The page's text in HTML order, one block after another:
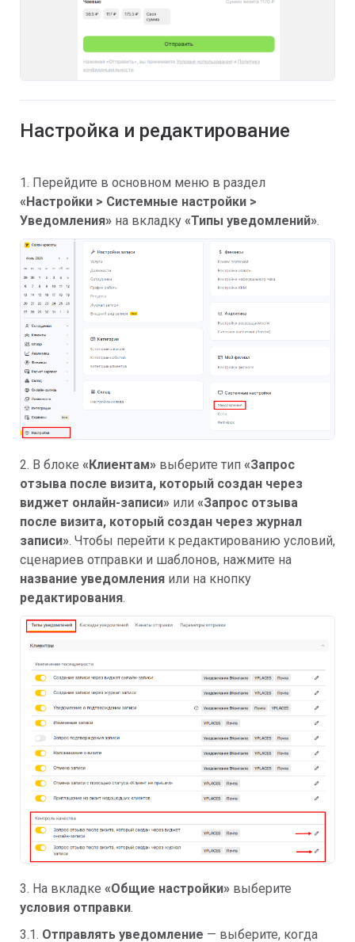
Настройка и редактирование
1. Перейдите в основном меню в раздел
«Настройки > Системные настройки >
Уведомления» на вкладку «Типы уведомлений».
2. В блоке «Клиентам» выберите тип «Запрос
отзыва после визита, который создан через
виджет онлайн-записи» или «Запрос отзыва
после визита, который создан через журнал
записи». Чтобы перейти к редактированию условий,
сценариев отправки и шаблонов, нажмите на
название уведомления или на кнопку
редактирования.
3. На вкладке «Общие настройки» выберите
условия отправки.
3.1. Отправлять уведомление — выберите, когда